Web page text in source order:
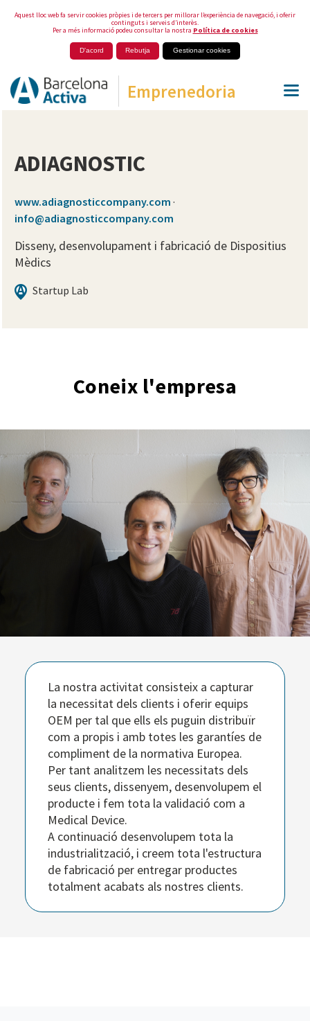
Aquest lloc web fa servir cookies pròpies i de tercers per millorar l’experiència de navegació, i oferir
continguts i serveis d’interès.
Per a més informació podeu consultar la nostra Política de cookies
D'acord Rebutja Gestionar cookies
Emprenedoria
ADIAGNOSTIC
www.adiagnosticcompany.com ·
info@adiagnosticcompany.com
Disseny, desenvolupament i fabricació de Dispositius
Mèdics
Startup Lab
Coneix l'empresa
La nostra activitat consisteix a capturar
la necessitat dels clients i oferir equips
OEM per tal que ells els puguin distribuïr
com a propis i amb totes les garantíes de
compliment de la normativa Europea.
Per tant analitzem les necessitats dels
seus clients, dissenyem, desenvolupem el
producte i fem tota la validació com a
Medical Device.
A continuació desenvolupem tota la
industrialització, i creem tota l'estructura
de fabricació per entregar productes
totalment acabats als nostres clients.